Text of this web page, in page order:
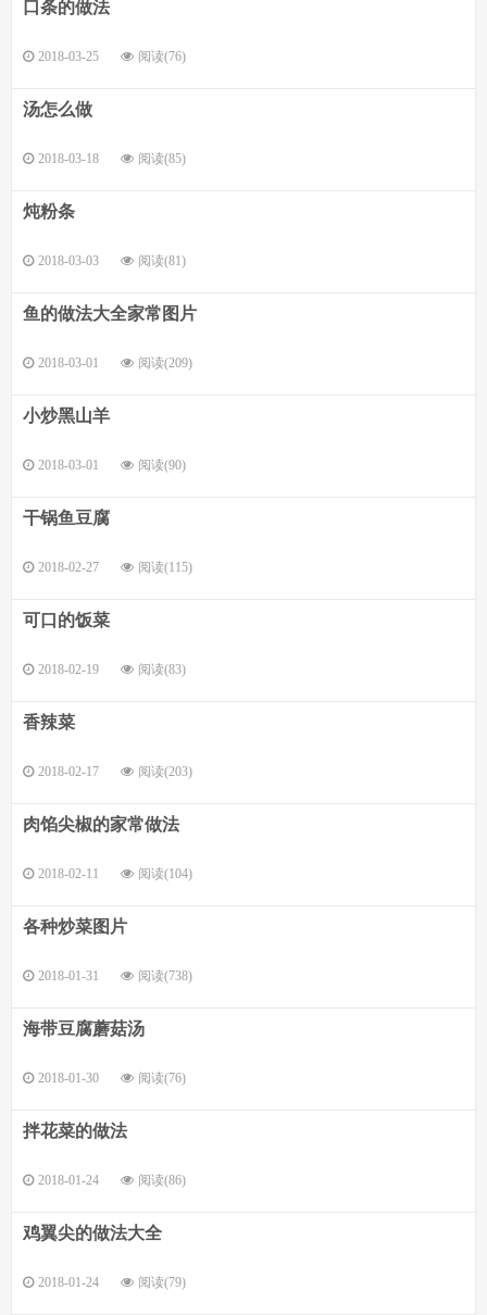
口条的做法
2018-03-25 阅读(76)
汤怎么做
2018-03-18 阅读(85)
炖粉条
2018-03-03 阅读(81)
鱼的做法大全家常图片
2018-03-01 阅读(209)
小炒黑山羊
2018-03-01 阅读(90)
干锅鱼豆腐
2018-02-27 阅读(115)
可口的饭菜
2018-02-19 阅读(83)
香辣菜
2018-02-17 阅读(203)
肉馅尖椒的家常做法
2018-02-11 阅读(104)
各种炒菜图片
2018-01-31 阅读(738)
海带豆腐蘑菇汤
2018-01-30 阅读(76)
拌花菜的做法
2018-01-24 阅读(86)
鸡翼尖的做法大全
2018-01-24 阅读(79)